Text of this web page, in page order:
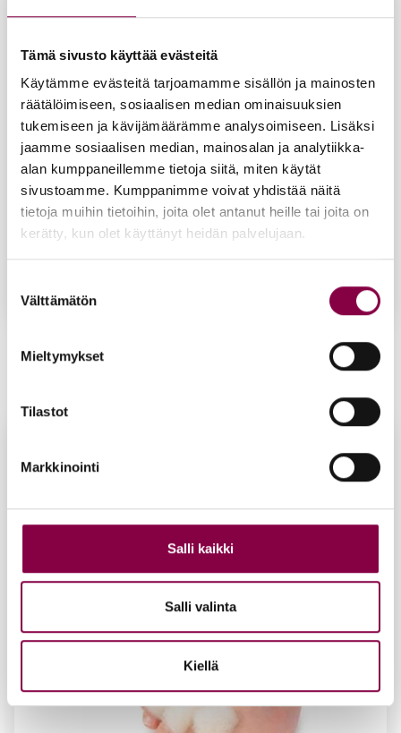
Tämä sivusto käyttää evästeitä
Käytämme evästeitä tarjoamamme sisällön ja mainosten
räätälöimiseen, sosiaalisen median ominaisuuksien
tukemiseen ja kävijämäärämme analysoimiseen. Lisäksi
jaamme sosiaalisen median, mainosalan ja analytiikka-
alan kumppaneillemme tietoja siitä, miten käytät
sivustoamme. Kumppanimme voivat yhdistää näitä
tietoja muihin tietoihin, joita olet antanut heille tai joita on
kerätty, kun olet käyttänyt heidän palvelujaan.
valinta
Välttämätön
Mieltymykset
Tilastot
Markkinointi
Salli kaikki
Salli valinta
Kiellä
19,90€